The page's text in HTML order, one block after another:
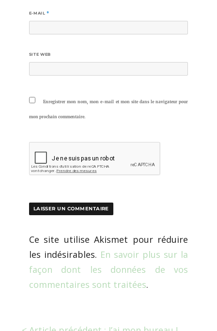
E-MAIL*
SITE WEB
Enregistrer mon nom, mon e-mail et mon site dans le navigateur pour
mon prochain commentaire.
Ce site utilise Akismet pour réduire
les indésirables. En savoir plus sur la
façon dont les données de vos
commentaires sont traitées.